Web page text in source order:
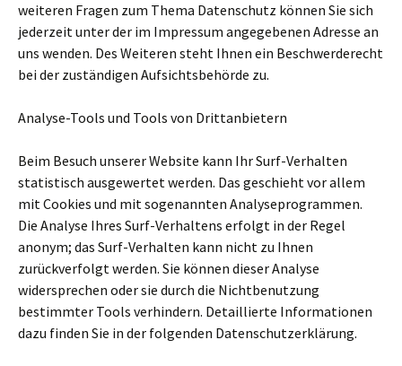
weiteren Fragen zum Thema Datenschutz können Sie sich
jederzeit unter der im Impressum angegebenen Adresse an
uns wenden. Des Weiteren steht Ihnen ein Beschwerderecht
bei der zuständigen Aufsichtsbehörde zu.
Analyse-Tools und Tools von Drittanbietern
Beim Besuch unserer Website kann Ihr Surf-Verhalten
statistisch ausgewertet werden. Das geschieht vor allem
mit Cookies und mit sogenannten Analyseprogrammen.
Die Analyse Ihres Surf-Verhaltens erfolgt in der Regel
anonym; das Surf-Verhalten kann nicht zu Ihnen
zurückverfolgt werden. Sie können dieser Analyse
widersprechen oder sie durch die Nichtbenutzung
bestimmter Tools verhindern. Detaillierte Informationen
dazu finden Sie in der folgenden Datenschutzerklärung.